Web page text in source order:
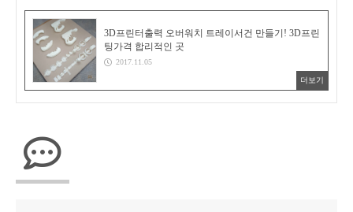
3D프린터출력 오버워치 트레이서건 만들기! 3D프린
팅가격 합리적인 곳
2017.11.05
더보기